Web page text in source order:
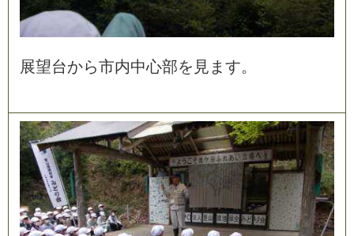
展望台から市内中心部を 見 ま す。